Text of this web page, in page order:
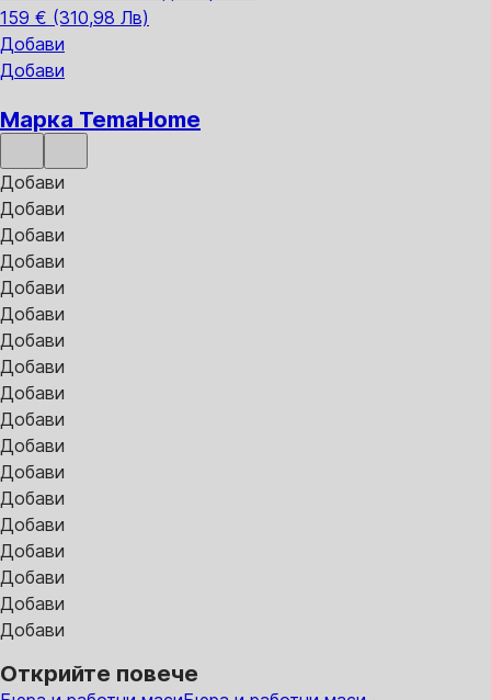
159 € (310,98 Лв)
Добави
Добави
Марка TemaHome
Добави
Добави
Добави
Добави
Добави
Добави
Добави
Добави
Добави
Добави
Добави
Добави
Добави
Добави
Добави
Добави
Добави
Добави
Открийте повече